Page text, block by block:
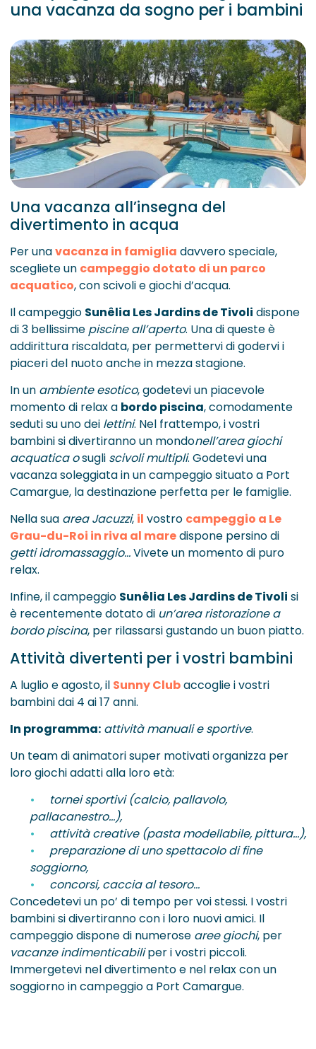
una vacanza da sogno per i bambini
Una vacanza all’insegna del
divertimento in acqua
Per unavacanza in famiglia davvero speciale,
scegliete un campeggio dotato di un parco
acquatico, con scivoli e giochi d’acqua.
Il campeggio Sunêlia Les Jardins de Tivoli dispone
di 3 bellissime piscine all’aperto. Una di queste è
addirittura riscaldata, per permettervi di godervi i
piaceri del nuoto anche in mezza stagione.
In un ambiente esotico, godetevi un piacevole
momento di relax a bordo piscina, comodamente
seduti su uno dei lettini. Nel frattempo, i vostri
bambini si divertiranno un mondonell’area giochi
acquatica osugli scivoli multipli. Godetevi una
vacanza soleggiata in un campeggio situato a Port
Camargue, la destinazione perfetta per le famiglie.
Nella sua area Jacuzzi, il vostro campeggio a Le
Grau-du-Roi in riva al maredispone persino di
getti idromassaggio…Vivete un momento di puro
relax.
Infine, il campeggio Sunêlia Les Jardins de Tivoli si
è recentemente dotato di un’area ristorazione a
bordo piscina, per rilassarsi gustando un buon piatto.
Attività divertenti per i vostri bambini
A luglio e agosto, il Sunny Clubaccoglie i vostri
bambini dai 4 ai 17 anni.
In programma: attività manuali e sportive.
Un team di animatori super motivati organizza per
loro giochi adatti alla loro età:
tornei sportivi (calcio, pallavolo,
pallacanestro…),
attività creative (pasta modellabile, pittura…),
preparazione di uno spettacolo di fine
soggiorno,
concorsi, caccia al tesoro…
Concedetevi un po’ di tempo per voi stessi. I vostri
bambini si divertiranno con i loro nuovi amici. Il
campeggio dispone di numerose aree giochi, per
vacanze indimenticabiliper i vostri piccoli.
Immergetevi nel divertimento e nel relax con un
soggiorno in campeggio a Port Camargue.